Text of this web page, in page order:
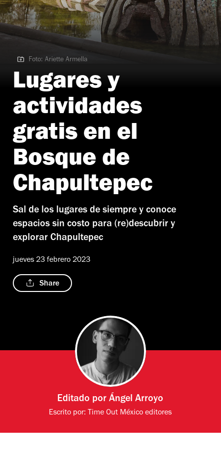
Foto: Ariette Armella
Foto: Ariette Armella
Lugares y
actividades
gratis en el
Bosque de
Chapultepec
Sal de los lugares de siempre y conoce
espacios sin costo para (re)descubrir y
explorar Chapultepec
jueves 23 febrero 2023
Share
Editado porÁngel Arroyo
Escrito por:Time Out México editores